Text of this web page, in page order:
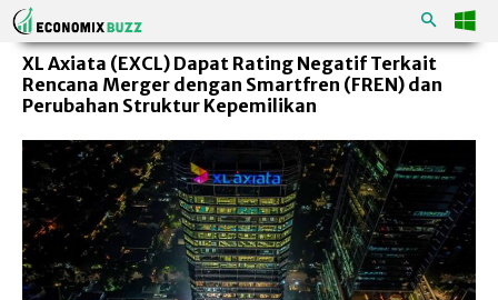
XL Axiata (EXCL) Dapat Rating Negatif Terkait
Rencana Merger dengan Smartfren (FREN) dan
Perubahan Struktur Kepemilikan